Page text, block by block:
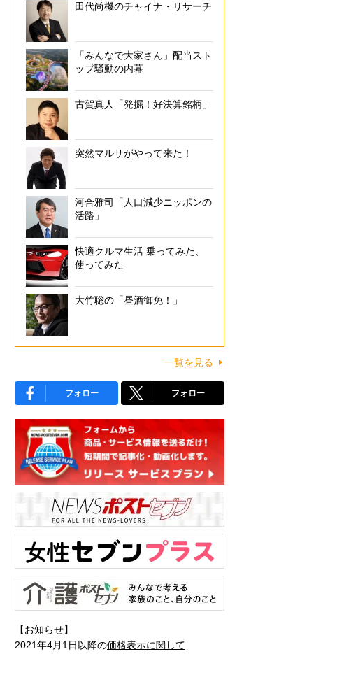
田代尚機のチャイナ・リサーチ
「みんなで大家さん」配当スト
ップ騒動の内幕
古賀真人「発掘！好決算銘柄」
突然マルサがやって来た！
河合雅司「人口減少ニッポンの
活路」
快適クルマ生活 乗ってみた、
使ってみた
大竹聡の「昼酒御免！」
一覧を見る
フォロー フォロー
【お知らせ】
2021年4月1日以降の価格表示に関して